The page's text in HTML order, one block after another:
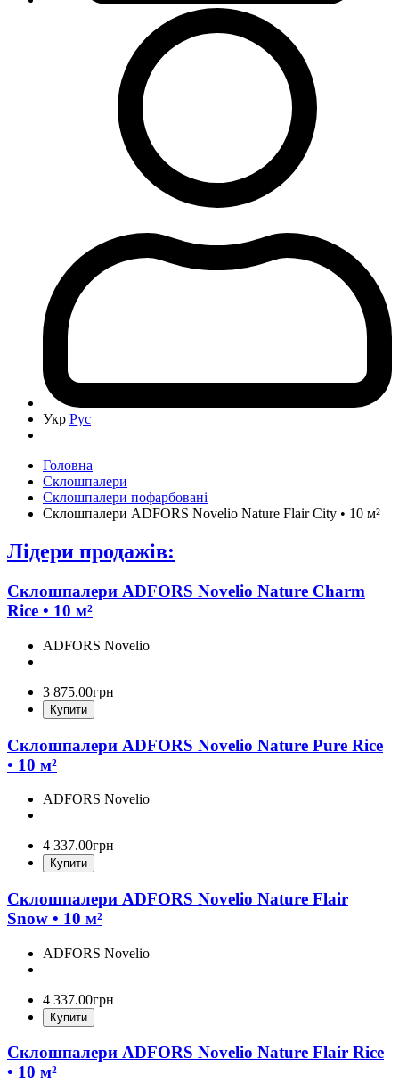
Укр Рус
Головна
Склошпалери
Склошпалери пофарбовані
Склошпалери ADFORS Novelio Nature Flair City • 10 м²
Лідери продажів:
Склошпалери ADFORS Novelio Nature Charm
Rice • 10 м²
ADFORS Novelio
3 875.00грн
Купити
Склошпалери ADFORS Novelio Nature Pure Rice
• 10 м²
ADFORS Novelio
4 337.00грн
Купити
Склошпалери ADFORS Novelio Nature Flair
Snow • 10 м²
ADFORS Novelio
4 337.00грн
Купити
Склошпалери ADFORS Novelio Nature Flair Rice
• 10 м²